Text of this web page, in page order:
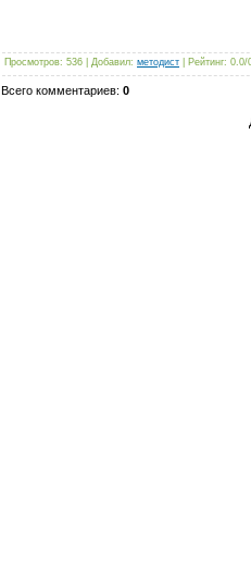
Просмотров: 536 Добавил: методист Рейтинг: 0.0/
Всего комментариев: 0